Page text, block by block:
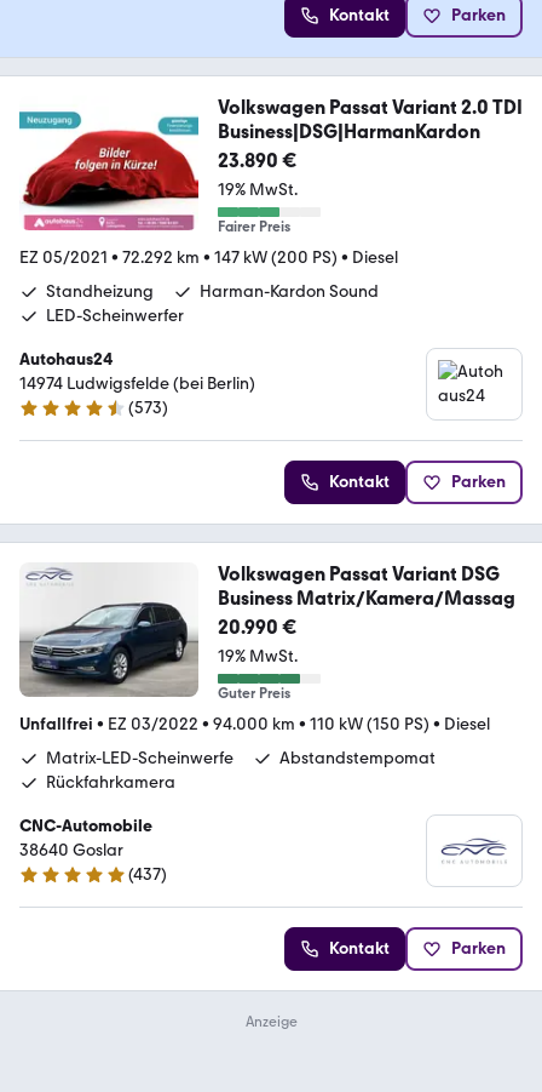
Kontakt Parken
Volkswagen Passat Variant 2.0 TDI
Business|DSG|HarmanKardon
23.890 €
19% MwSt.
Fairer Preis
EZ 05/2021 • 72.292 km • 147 kW (200 PS) • Diesel
Standheizung
Harman-Kardon Sound
LED-Scheinwerfer
Autohaus24
14974 Ludwigsfelde (bei Berlin)
4.3 Sterne
(573)
Kontakt Parken
Volkswagen Passat Variant DSG
Business Matrix/Kamera/Massag
20.990 €
19% MwSt.
Guter Preis
Unfallfrei • EZ 03/2022 • 94.000 km • 110 kW (150 PS) • Diesel
Matrix-LED-Scheinwerfe
Abstandstempomat
Rückfahrkamera
CNC-Automobile
38640 Goslar
4.9 Sterne
(437)
Kontakt Parken